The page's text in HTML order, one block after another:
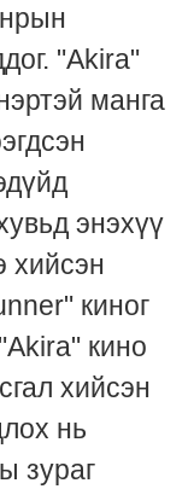
"Akira"
манга
энэхүү
хийсэн
киног
кино
хийсэн
нь
зураг